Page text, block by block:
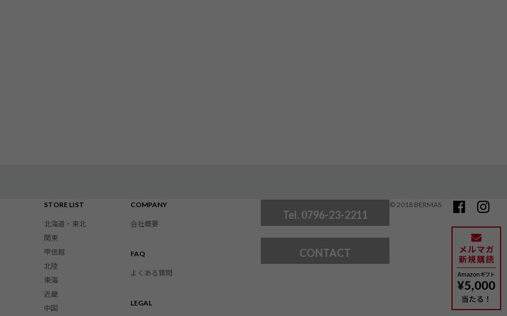
STORE LIST
北海道・東北
関東
甲信越
北陸
東海
近畿
中国
COMPANY
会社概要
FAQ
よくある質問
LEGAL
Tel. 0796-23-2211
CONTACT
© 2018 BERMAS